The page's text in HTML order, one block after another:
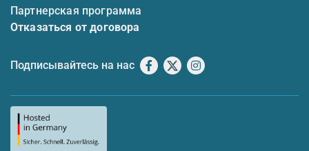
Партнерская программа
Отказаться от договора
Подписывайтесь на нас Facebook
X Instagram